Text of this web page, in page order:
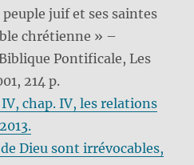
juif et ses saintes
chrétienne » –
Pontificale, Les
214 p.
chap. IV, les relations
Dieu sont irrévocables,